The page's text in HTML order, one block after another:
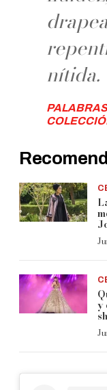
nítida.
y